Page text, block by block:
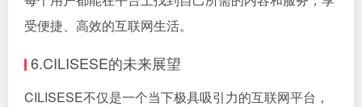
受便捷、高效的互联网生活。
6.CILISESE的未来展望
CILISESE不仅是一个当下极具吸引力的互联网平台，